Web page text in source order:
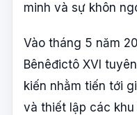
minh và sự khôn
Vào tháng 5 năm
Bênêđictô XVI
kiến nhằm tiến tới
và thiết lập các